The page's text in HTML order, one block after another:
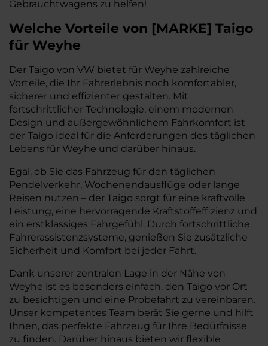
Gebrauchtwagens zu helfen!
Welche Vorteile von [MARKE] Taigo
für Weyhe
Der Taigo von VW bietet für Weyhe zahlreiche
Vorteile, die Ihr Fahrerlebnis noch komfortabler,
sicherer und effizienter gestalten. Mit
fortschrittlicher Technologie, einem modernen
Design und außergewöhnlichem Fahrkomfort ist
der Taigo ideal für die Anforderungen des täglichen
Lebens für Weyhe und darüber hinaus.
Egal, ob Sie das Fahrzeug für den täglichen
Pendelverkehr, Wochenendausflüge oder lange
Reisen nutzen – der Taigo sorgt für eine kraftvolle
Leistung, eine hervorragende Kraftstoffeffizienz und
ein erstklassiges Fahrgefühl. Durch fortschrittliche
Fahrerassistenzsysteme, genießen Sie zusätzliche
Sicherheit und Komfort bei jeder Fahrt.
Dank unserer zentralen Lage in der Nähe von
Weyhe ist es besonders einfach, den Taigo vor Ort
zu besichtigen und eine Probefahrt zu vereinbaren.
Unser kompetentes Team berät Sie gerne und hilft
Ihnen, das perfekte Fahrzeug für Ihre Bedürfnisse
zu finden. Darüber hinaus bieten wir flexible